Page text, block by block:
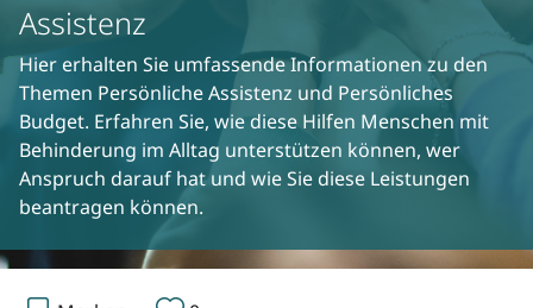
Assistenz
Hier erhalten Sie umfassende Informationen zu den
Themen Persönliche Assistenz und Persönliches
Budget. Erfahren Sie, wie diese Hilfen Menschen mit
Behinderung im Alltag unterstützen können, wer
Anspruch darauf hat und wie Sie diese Leistungen
beantragen können.